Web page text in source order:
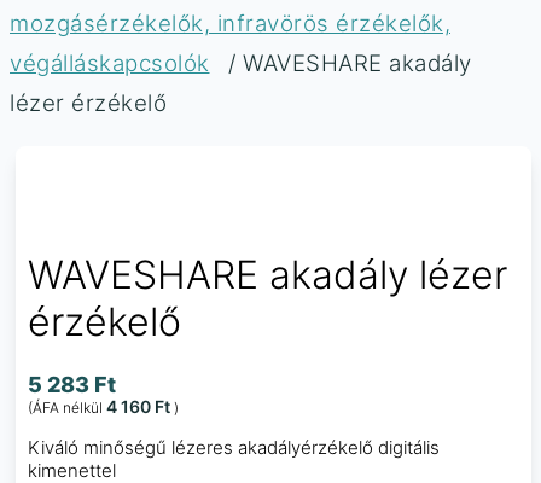
mozgásérzékelők, infravörös érzékelők,
végálláskapcsolók
/ WAVESHARE akadály
lézer érzékelő
WAVESHARE akadály lézer
érzékelő
5 283 Ft
(ÁFA nélkül 4 160 Ft )
Kiváló minőségű lézeres akadályérzékelő digitális
kimenettel